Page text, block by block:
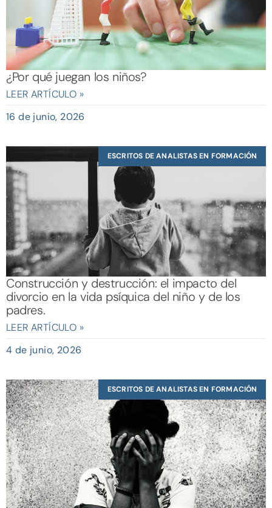
¿Por qué juegan los niños?
LEER ARTÍCULO »
16 de junio, 2026
ESCRITOS DE ANALISTAS EN FORMACIÓN
Construcción y destrucción: el impacto del
divorcio en la vida psíquica del niño y de los
padres.
LEER ARTÍCULO »
4 de junio, 2026
ESCRITOS DE ANALISTAS EN FORMACIÓN